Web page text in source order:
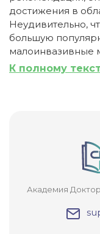
достижения в
Неудивительно,
большую
малоинвазивные
К полному
Академия